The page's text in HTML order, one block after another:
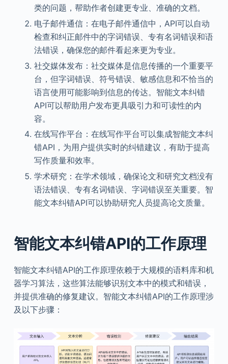
类的问题，帮助作者创建更专业、准确的文档。
电子邮件通信：在电子邮件通信中，API可以自动
检查和纠正邮件中的字词错误、专有名词错误和语
法错误，确保您的邮件看起来更为专业。
社交媒体发布：社交媒体是信息传播的一个重要平
台，但字词错误、符号错误、敏感信息和不恰当的
语言使用可能影响到信息的传达。智能文本纠错
API可以帮助用户发布更具吸引力和可读性的内
容。
在线写作平台：在线写作平台可以集成智能文本纠
错API，为用户提供实时的纠错建议，有助于提高
写作质量和效率。
学术研究：在学术领域，确保论文和研究文档没有
语法错误、专有名词错误、字词错误至关重要。智
能文本纠错API可以协助研究人员提高论文质量。
智能文本纠错API的工作原理
智能文本纠错API的工作原理依赖于大规模的语料库和机
器学习算法，这些算法能够识别文本中的模式和错误，
并提供准确的修复建议。智能文本纠错API的工作原理涉
及以下步骤：